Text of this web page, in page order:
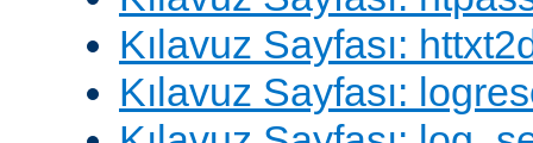
Kılavuz Sayfası:
Kılavuz Sayfası: